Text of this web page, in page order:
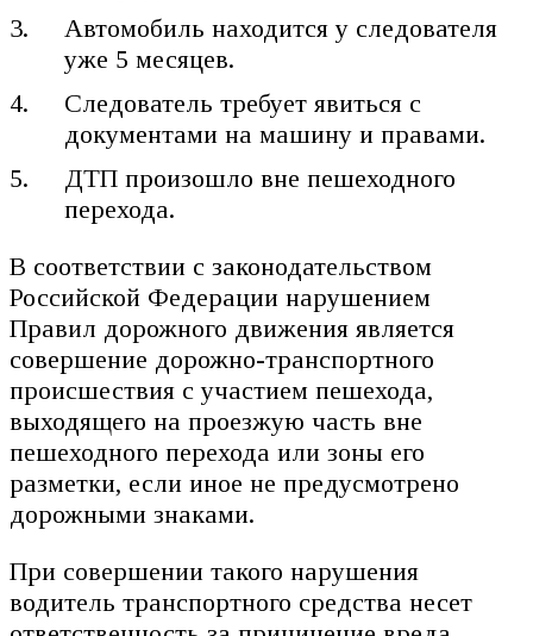
Автомобиль находится у следователя
уже 5 месяцев.
Следователь требует явиться с
документами на машину и правами.
ДТП произошло вне пешеходного
перехода.
В соответствии с законодательством
Российской Федерации нарушением
Правил дорожного движения является
совершение дорожно-транспортного
происшествия с участием пешехода,
выходящего на проезжую часть вне
пешеходного перехода или зоны его
разметки, если иное не предусмотрено
дорожными знаками.
При совершении такого нарушения
водитель транспортного средства несет